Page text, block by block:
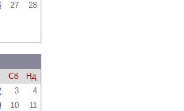
27
28
Сб
Нд
3
4
10
11